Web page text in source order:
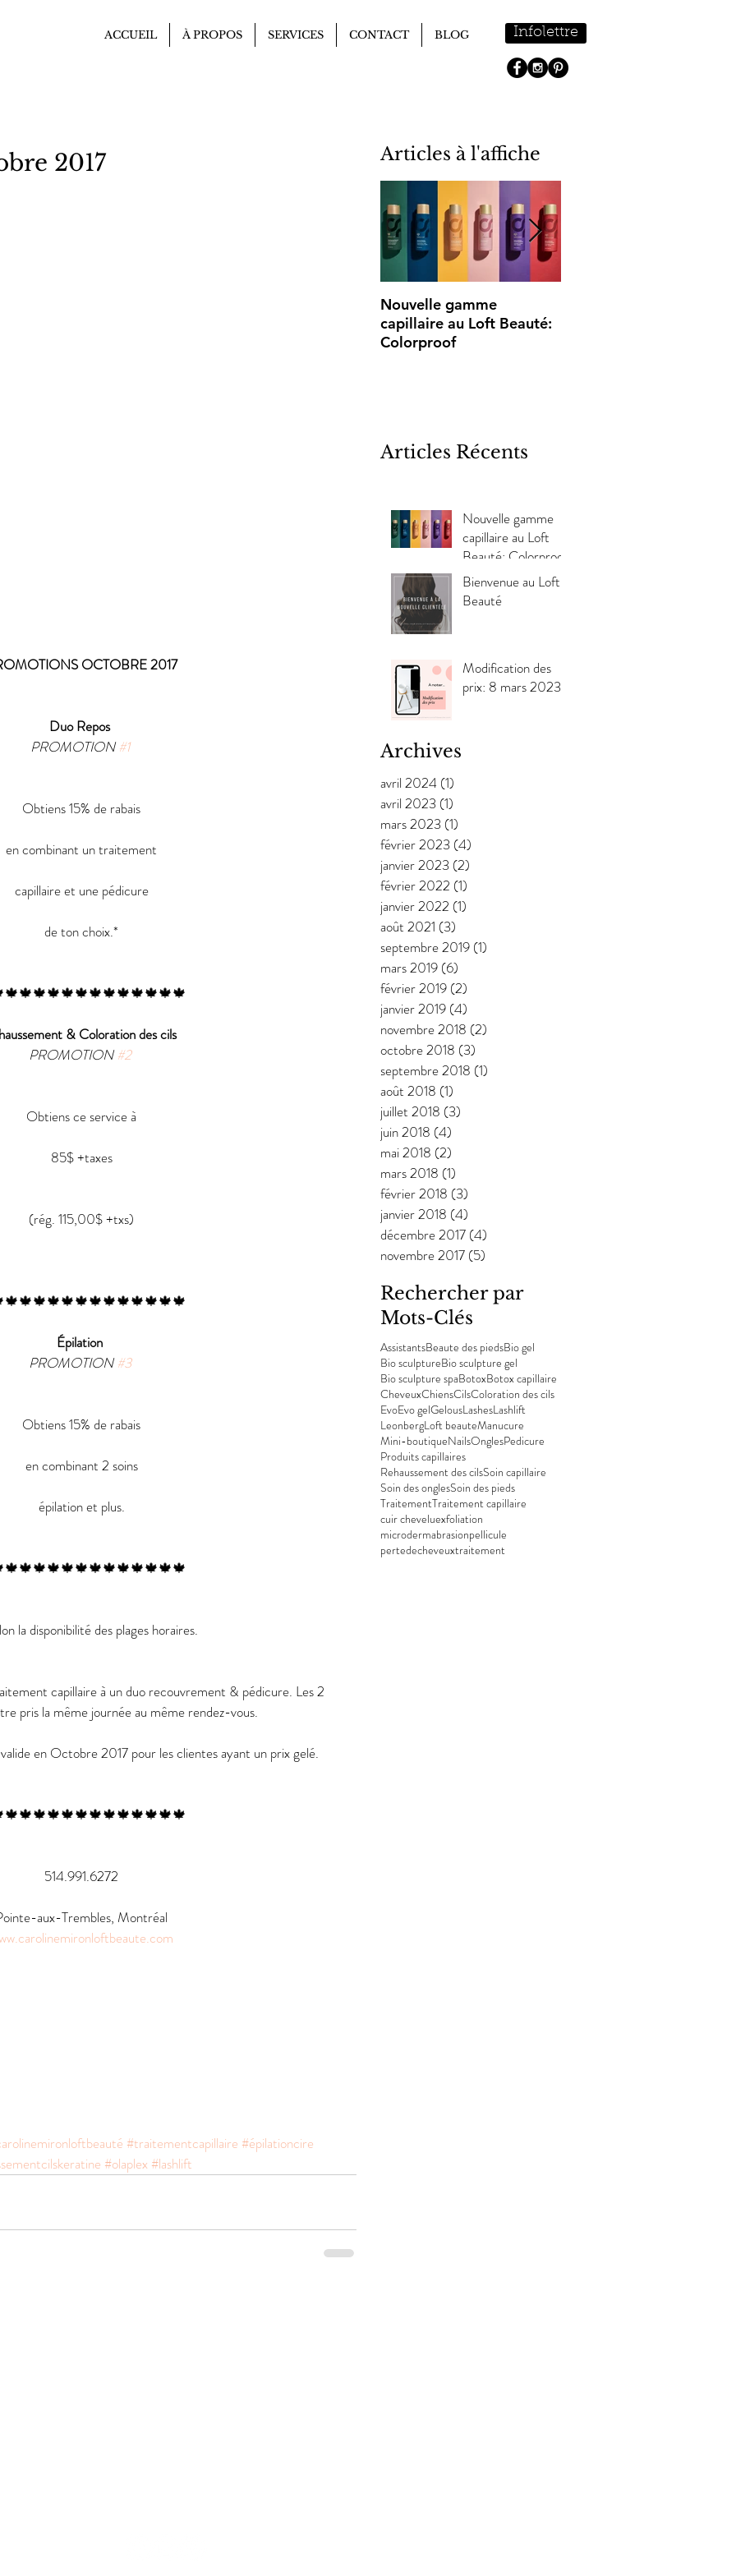
ACCUEIL À PROPOS SERVICES CONTACT BLOG Infolettre
2017
OCTOBRE 2017
Duo Repos
PROMOTION #1
Obtiens 15% de rabais
en combinant un traitement
capillaire et une pédicure
de ton choix.*
& Coloration des cils
PROMOTION #2
Obtiens ce service à
85$ +taxes
(rég. 115,00$ +txs)
Épilation
PROMOTION #3
Obtiens 15% de rabais
en combinant 2 soins
épilation et plus.
la disponibilité des plages horaires.
capillaire à un duo recouvrement & pédicure. Les 2
pris la même journée au même rendez-vous.
en Octobre 2017 pour les clientes ayant un prix gelé.
514.991.6272
aux-Trembles, Montréal
#traitementcapillaire #épilationcire
#olaplex #lashlift
Articles à l'affiche
Nouvelle gamme
capillaire au Loft Beauté:
Colorproof
Articles Récents
Nouvelle gamme
capillaire au Loft
Beauté: Colorproof
Bienvenue au Loft
Beauté
Modification des
prix: 8 mars 2023
Archives
avril 2024 (1)
avril 2023 (1)
mars 2023 (1)
février 2023 (4)
janvier 2023 (2)
février 2022 (1)
janvier 2022 (1)
août 2021 (3)
septembre 2019 (1)
mars 2019 (6)
février 2019 (2)
janvier 2019 (4)
novembre 2018 (2)
octobre 2018 (3)
septembre 2018 (1)
août 2018 (1)
juillet 2018 (3)
juin 2018 (4)
mai 2018 (2)
mars 2018 (1)
février 2018 (3)
janvier 2018 (4)
décembre 2017 (4)
novembre 2017 (5)
Rechercher par
Mots-Clés
AssistantsBeaute des piedsBio gel
Bio sculptureBio sculpture gel
Bio sculpture spaBotoxBotox capillaire
CheveuxChiensCilsColoration des cils
EvoEvo gelGelousLashesLashlift
LeonbergLoft beauteManucure
Mini-boutiqueNailsOnglesPedicure
Produits capillaires
Rehaussement des cilsSoin capillaire
Soin des onglesSoin des pieds
TraitementTraitement capillaire
cuir cheveluexfoliation
microdermabrasionpellicule
pertedecheveuxtraitement